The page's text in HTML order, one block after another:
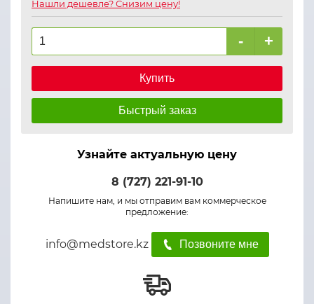
Нашли дешевле? Снизим цену!
- +
Купить
Быстрый заказ
Узнайте актуальную цену
8 (727) 221-91-10
Напишите нам, и мы отправим вам коммерческое
предложение:
info@medstore.kz Позвоните мне